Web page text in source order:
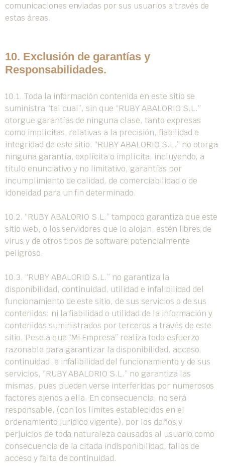
comunicaciones enviadas por sus usuarios a través de
estas áreas.
10. Exclusión de garantías y
Responsabilidades.
10.1. Toda la información contenida en este sitio se
suministra “tal cual”, sin que “RUBY ABALORIO S.L.”
otorgue garantías de ninguna clase, tanto expresas
como implícitas, relativas a la precisión, fiabilidad e
integridad de este sitio. “RUBY ABALORIO S.L.” no otorga
ninguna garantía, explícita o implícita, incluyendo, a
título enunciativo y no limitativo, garantías por
incumplimiento de calidad, de comerciabilidad o de
idoneidad para un fin determinado.
10.2. “RUBY ABALORIO S.L.” tampoco garantiza que este
sitio web, o los servidores que lo alojan, estén libres de
virus y de otros tipos de software potencialmente
peligroso.
10.3. “RUBY ABALORIO S.L.” no garantiza la
disponibilidad, continuidad, utilidad e infalibilidad del
funcionamiento de este sitio, de sus servicios o de sus
contenidos; ni la fiabilidad o utilidad de la información y
contenidos suministrados por terceros a través de este
sitio. Pese a que “Mi Empresa” realiza todo esfuerzo
razonable para garantizar la disponibilidad, acceso,
continuidad, e infalibilidad del funcionamiento y de sus
servicios, “RUBY ABALORIO S.L.” no garantiza las
mismas, pues pueden verse interferidas por numerosos
factores ajenos a ella. En consecuencia, no será
responsable, (con los límites establecidos en el
ordenamiento jurídico vigente), por los daños y
perjuicios de toda naturaleza causados al usuario como
consecuencia de la citada indisponibilidad, fallos de
acceso y falta de continuidad.